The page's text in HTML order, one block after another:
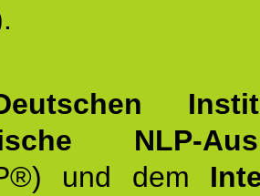
NLP-
und dem